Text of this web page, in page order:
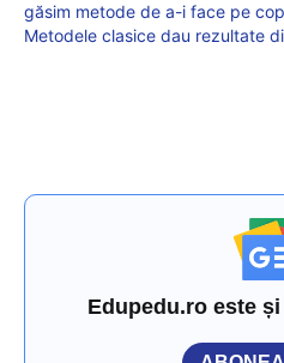
găsim metode de a-i face pe
Metodele clasice dau rezultate
Edupedu.ro este